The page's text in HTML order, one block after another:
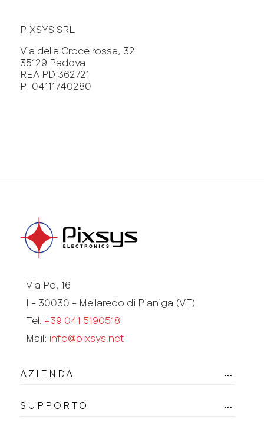
PIXSYS SRL
Via della Croce rossa, 32
35129 Padova
REA PD 362721
PI 04111740280
Via Po, 16
I - 30030 - Mellaredo di Pianiga (VE)
Tel. +39 041 5190518
Mail: info@pixsys.net
AZIENDA
SUPPORTO